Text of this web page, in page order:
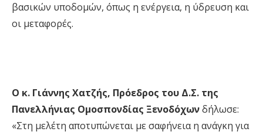
βασικών υποδομών, όπως η ενέργεια, η ύδρευση και
οι μεταφορές.
Ο κ. Γιάννης Χατζής, Πρόεδρος του Δ.Σ. της
Πανελλήνιας Ομοσπονδίας Ξενοδόχωνδήλωσε:
«Στη μελέτη αποτυπώνεται με σαφήνεια η ανάγκη για